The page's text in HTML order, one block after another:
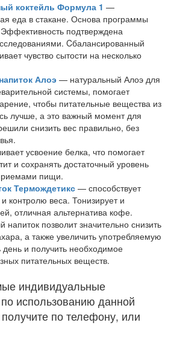
коктейль Формула 1 —
еда в стакане. Основа программы
подтверждена
Cбалансированный
чувство сытости на несколько
Алоэ — натуральный Алоэ для
системы, помогает
чтобы питательные вещества из
лучше, а это важный момент для
снизить вес правильно, без
усвоение белка, что помогает
и сохранять достаточный уровень
пищи.
Термождетикс — способствует
контролю веса. Тонизирует и
отличная альтернатива кофе.
напиток позволит значительно снизить
а также увеличить употребляемую
день и получить необходимое
питательных веществ.
индивидуальные
использованию данной
по телефону, или